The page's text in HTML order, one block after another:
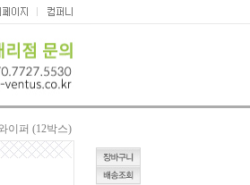
이퍼 (12박스)